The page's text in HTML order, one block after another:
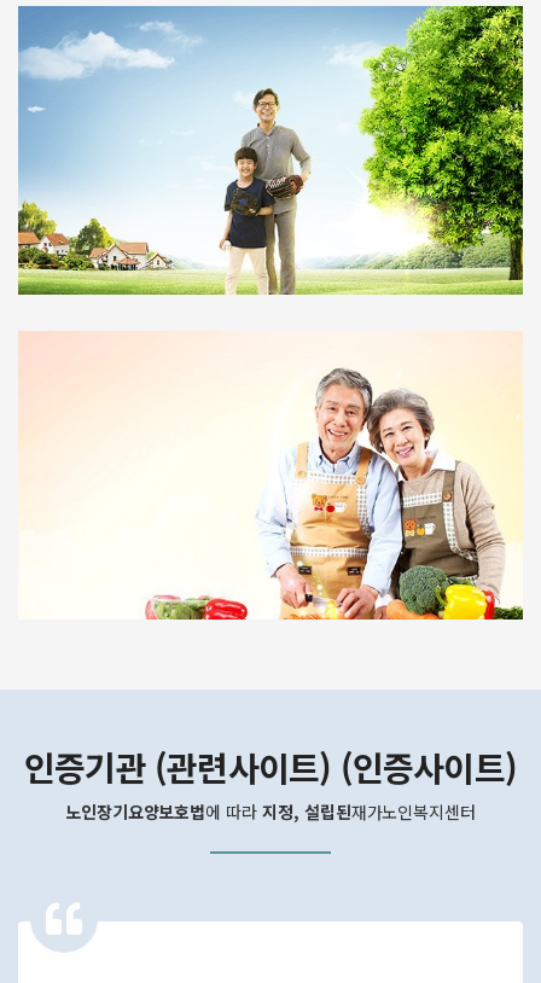
인증기관 (관련사이트) (인증사이트)
노인장기요양보호법에 따라지정, 설립된재가노인복지센터